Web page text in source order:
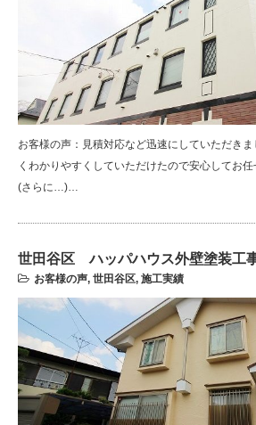
お客様の声：見積対応など迅速にしていただき
くわかりやすくしていただけたので安心してお任
(さらに…)…
世田谷区 ハッパハウス外壁塗装工
お客様の声, 世田谷区, 施工実績